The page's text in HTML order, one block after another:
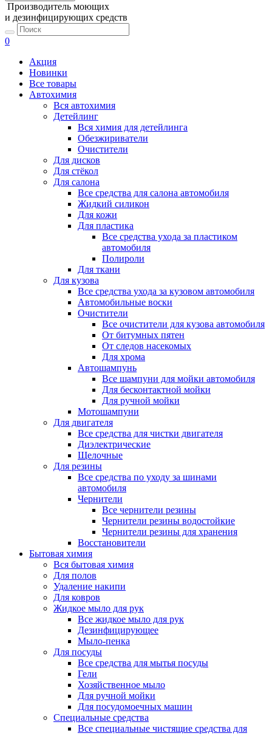
Производитель моющих
и дезинфицирующих средств
0
Акция
Новинки
Все товары
Автохимия
Вся автохимия
Детейлинг
Вся химия для детейлинга
Обезжириватели
Очистители
Для дисков
Для стёкол
Для салона
Все средства для салона автомобиля
Жидкий силикон
Для кожи
Для пластика
Все средства ухода за пластиком
автомобиля
Полироли
Для ткани
Для кузова
Все средства ухода за кузовом автомобиля
Автомобильные воски
Очистители
Все очистители для кузова автомобиля
От битумных пятен
От следов насекомых
Для хрома
Автошампунь
Все шампуни для мойки автомобиля
Для бесконтактной мойки
Для ручной мойки
Мотошампуни
Для двигателя
Все средства для чистки двигателя
Диэлектрические
Щелочные
Для резины
Все средства по уходу за шинами
автомобиля
Чернители
Все чернители резины
Чернители резины водостойкие
Чернители резины для хранения
Восстановители
Бытовая химия
Вся бытовая химия
Для полов
Удаление накипи
Для ковров
Жидкое мыло для рук
Все жидкое мыло для рук
Дезинфицирующее
Мыло-пенка
Для посуды
Все средства для мытья посуды
Гели
Хозяйственное мыло
Для ручной мойки
Для посудомоечных машин
Специальные средства
Все специальные чистящие средства для